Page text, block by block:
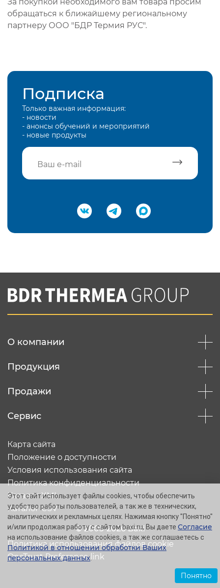
обращаться к ближайшему региональному
партнеру ООО "БДР Термия РУС".
Подписка
Только важная информация:
- новости
- анонсы обучений и мероприятий
- новые продукты
Подтвердить e-mail
Вы соглашаетесь с нашей политикой
конфеденциальности
О компании
Продукция
Продажи
Сервис
© 2005-2026 Baxi
Карта сайта
Положение о доступности
Условия использования сайта
Политика конфиденциальности
Каталог XML
Каталог CSV
Политика использования файлов cookie
OneTrust Preference link
Этот сайт использует файлы cookies, чтобы обеспечить
удобство работы пользователей, а так же в технических,
аналитических и рекламных целях. Нажимая кнопку "Понятно"
и/или продолжая работу с сайтом baxi.ru, Вы даете Согласие
на использование файлов cookies, а так же соглашаетесь с
Политикой в отношении обработки Ваших
персональных данных.
Понятно